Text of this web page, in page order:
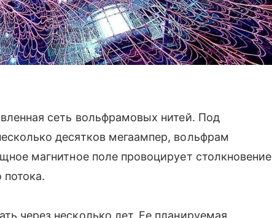
сеть вольфрамовых нитей. Под
десятков мегаампер, вольфрам
магнитное поле провоцирует столкновение
потока.
через несколько лет. Ее планируемая